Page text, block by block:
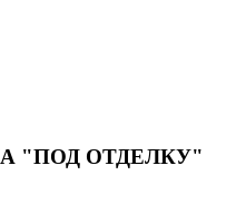
"ПОД ОТДЕЛКУ"